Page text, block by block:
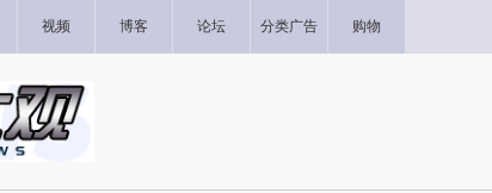
视频 博客 论坛 分类广告 购物